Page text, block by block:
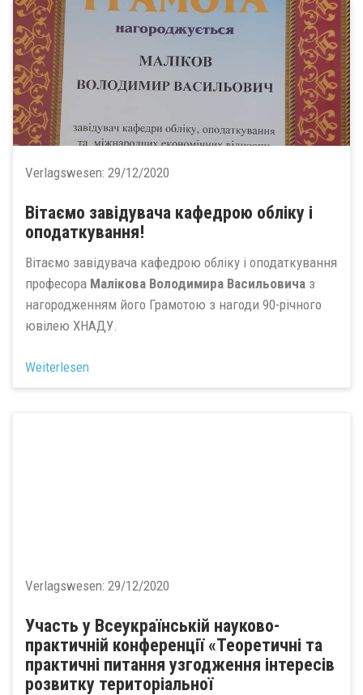
Verlagswesen: 29/12/2020
Вітаємо завідувача кафедрою обліку і
оподаткування!
Вітаємо завідувача кафедрою обліку і оподаткування
професора Малікова Володимира Васильовича з
нагородженням його Грамотою з нагоди 90-річного
ювілею ХНАДУ.
Weiterlesen
Verlagswesen: 29/12/2020
Участь у Всеукраїнській науково-
практичній конференції «Теоретичні та
практичні питання узгодження інтересів
розвитку територіальної